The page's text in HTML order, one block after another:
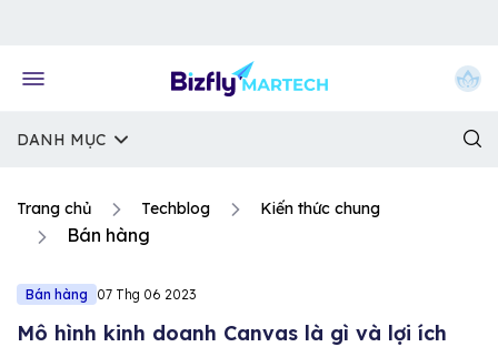
DANH MỤC
Trang chủ Techblog Kiến thức chung
Bán hàng
Bán hàng 07 Thg 06 2023
Mô hình kinh doanh Canvas là gì và lợi ích